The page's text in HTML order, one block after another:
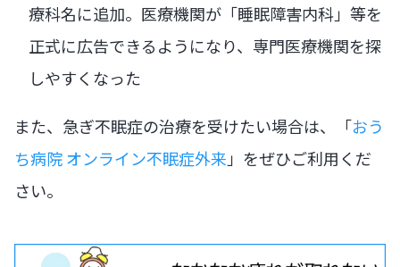
療科名に追加。医療機関が「睡眠障害内科」等を
正式に広告できるようになり、専門医療機関を探
しやすくなった
また、急ぎ不眠症の治療を受けたい場合は、「おう
ち病院 オンライン不眠症外来 」をぜひご利用くだ
さい。